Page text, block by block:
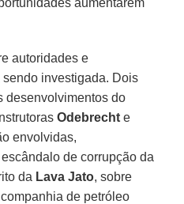
autoridades e
investigada. Dois
desenvolvimentos do
Odebrecht e
envolvidas,
de corrupção da
da Lava Jato, sobre
de petróleo